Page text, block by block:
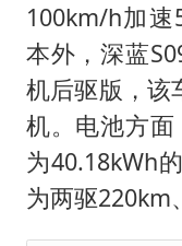
100km/h加
本外，深蓝
机后驱版，该
机。电池方面
为40.18kWh
为两驱220km